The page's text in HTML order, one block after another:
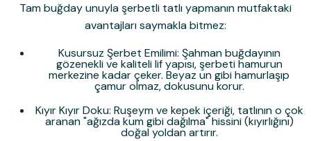
Tam buğday unuyla şerbetli tatlı yapmanın mutfaktaki
avantajları saymakla bitmez:
Kusursuz Şerbet Emilimi: Şahman buğdayının
gözenekli ve kaliteli lif yapısı, şerbeti hamurun
merkezine kadar çeker. Beyaz un gibi hamurlaşıp
çamur olmaz, dokusunu korur.
Kıyır Kıyır Doku: Ruşeym ve kepek içeriği, tatlının o çok
aranan "ağızda kum gibi dağılma" hissini (kıyırlığını)
doğal yoldan artırır.